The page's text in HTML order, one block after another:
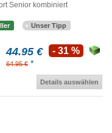
Senior kombiniert
Unser Tipp
44.95 €
64.95 € *
- 31 %
Details auswählen